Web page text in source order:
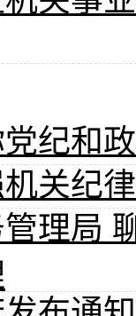
纪和
关纪
理局